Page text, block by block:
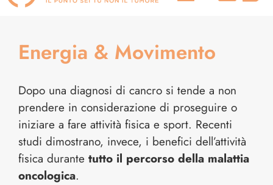
Energia & Movimento
Dopo una diagnosi di cancro si tende a non
prendere in considerazione di proseguire o
iniziare a fare attività fisica e sport. Recenti
studi dimostrano, invece, i benefici dell’attività
fisica durante tutto il percorso della malattia
oncologica.